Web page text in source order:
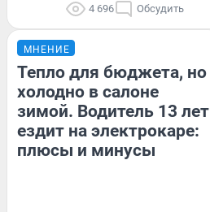
4 696 Обсудить
МНЕНИЕ
Тепло для бюджета, но
холодно в салоне
зимой. Водитель 13 лет
ездит на электрокаре:
плюсы и минусы